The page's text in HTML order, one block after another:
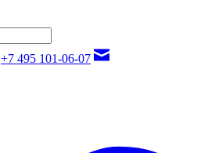
+7 495 101-06-07